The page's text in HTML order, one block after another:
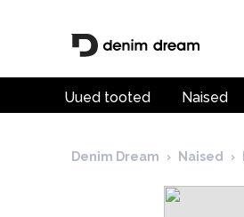
Uued tooted Naised
Denim Dream › Naised ›